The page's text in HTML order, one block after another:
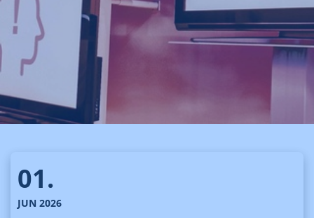
01.
JUN 2026